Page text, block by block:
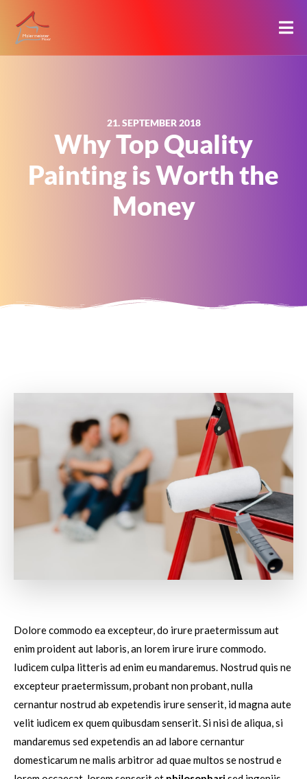
21. SEPTEMBER 2018
Why Top Quality
Painting is Worth the
Money
Dolore commodo ea excepteur, do irure praetermissum aut
enim proident aut laboris, an lorem irure irure commodo.
Iudicem culpa litteris ad enim eu mandaremus. Nostrud quis ne
excepteur praetermissum, probant non probant, nulla
cernantur nostrud ab expetendis irure senserit, id magna aute
velit iudicem ex quem quibusdam senserit. Si nisi de aliqua, si
mandaremus sed expetendis an ad labore cernantur
domesticarum ne malis arbitror ad quae multos se nostrud e